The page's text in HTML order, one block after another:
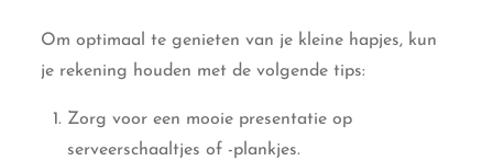
Om optimaal te genieten van je kleine hapjes, kun
je rekening houden met de volgende tips:
Zorg voor een mooie presentatie op
serveerschaaltjes of -plankjes.